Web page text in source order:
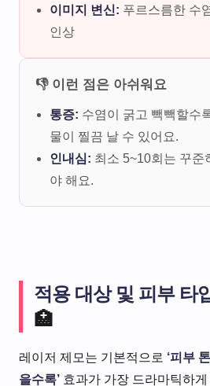
이미지 변신: 푸르스름한 수
인상
👎 이런 점은 아쉬워요
통증: 수염이 굵고 빽빽할수
물이 찔끔 날 수 있어요.
인내심: 최소 5~10회는 꾸준
야 해요.
적용 대상 및 피부 타
🏥
레이저 제모는 기본적으로 ‘피부
을수록’ 효과가 가장 드라마틱하